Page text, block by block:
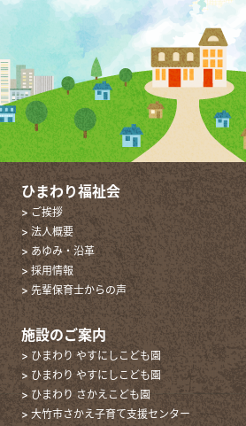
ひまわり福祉会
> ご挨拶
> 法人概要
> あゆみ・沿革
> 採用情報
> 先輩保育士からの声
施設のご案内
> ひまわり やすにしこども園
> ひまわり やすにしこども園
> ひまわり さかえこども園
> 大竹市さかえ子育て支援センター